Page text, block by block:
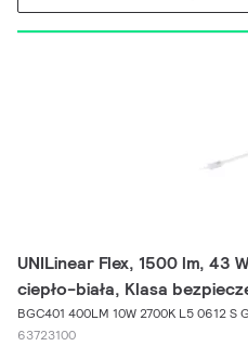
UNILinear Flex, 1500 lm, 43
ciepło-biała, Klasa
BGC401 400LM 10W 2700K L5 0612 S G
63723100